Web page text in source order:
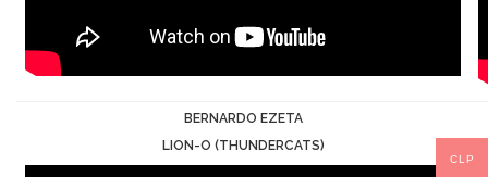
BERNARDO EZETA
LION-O (THUNDERCATS)
CLP